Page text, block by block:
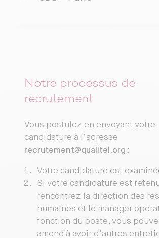
Notre processus de
recrutement
Vous postulez en envoyant votre
candidature à l’adresse
recrutement@qualitel.org :
Votre candidature est
Si votre candidature est
rencontrez la direction des
humaines et le manager
fonction du poste, vous
amené à avoir d’autres